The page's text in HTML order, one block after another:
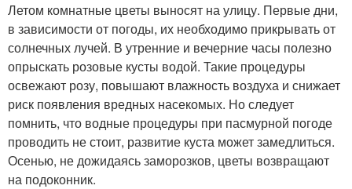
Летом комнатные цветы выносят на улицу. Первые дни,
в зависимости от погоды, их необходимо прикрывать от
солнечных лучей. В утренние и вечерние часы полезно
опрыскать розовые кусты водой. Такие процедуры
освежают розу, повышают влажность воздуха и снижает
риск появления вредных насекомых. Но следует
помнить, что водные процедуры при пасмурной погоде
проводить не стоит, развитие куста может замедлиться.
Осенью, не дожидаясь заморозков, цветы возвращают
на подоконник.